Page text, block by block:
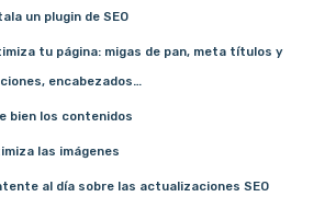
un plugin de SEO
tu página: migas de pan, meta títulos y
encabezados…
bien los contenidos
las imágenes
al día sobre las actualizaciones SEO